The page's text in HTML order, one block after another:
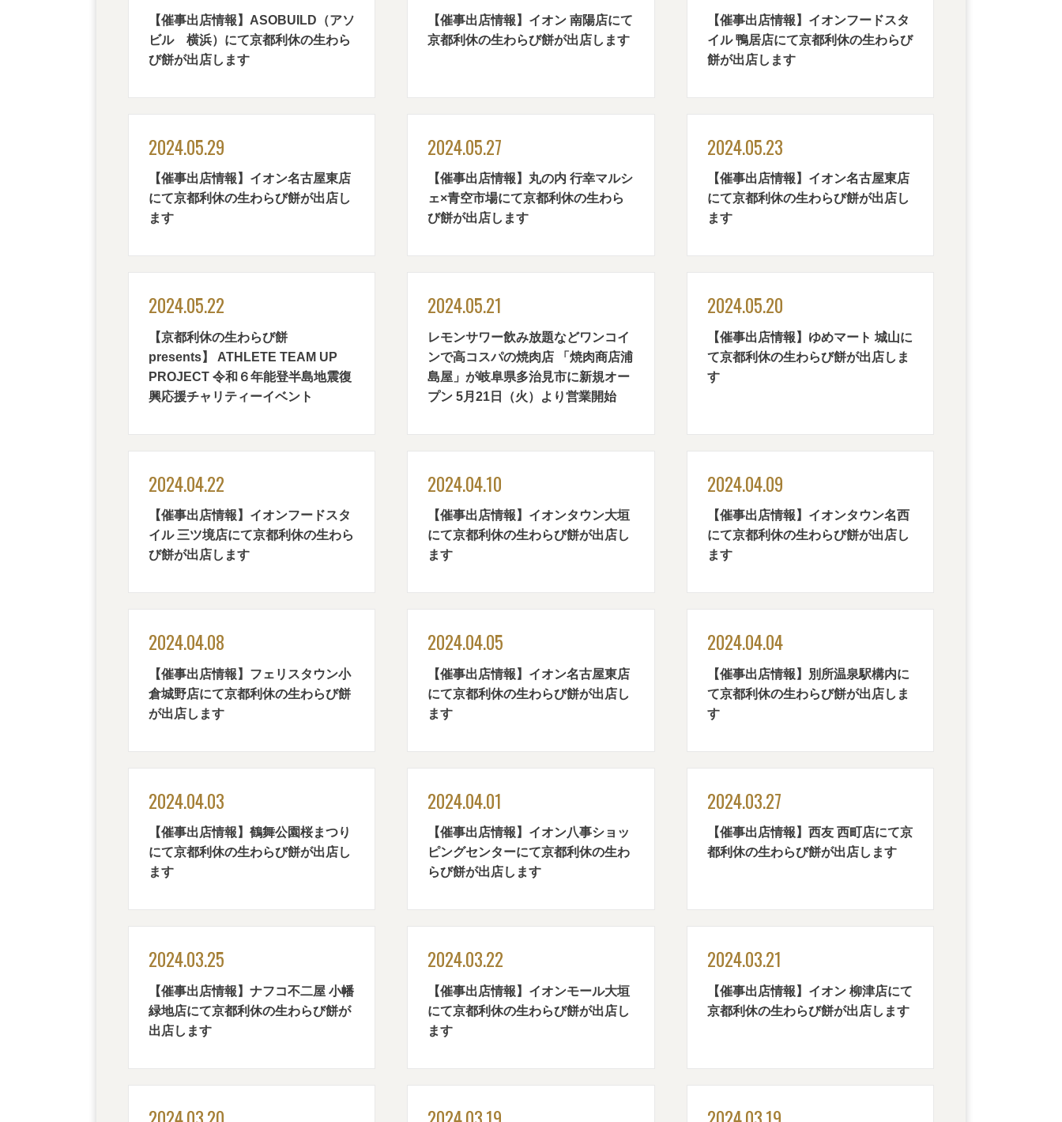
【催事出店情報】ASOBUILD（アソ
ビル 横浜）にて京都利休の生わら
び餅が出店します
【催事出店情報】イオン 南陽店にて
京都利休の生わらび餅が出店します
【催事出店情報】イオンフードスタ
イル 鴨居店にて京都利休の生わらび
餅が出店します
2024.05.29
【催事出店情報】イオン名古屋東店
にて京都利休の生わらび餅が出店し
ます
2024.05.27
【催事出店情報】丸の内 行幸マルシ
ェ×青空市場にて京都利休の生わら
び餅が出店します
2024.05.23
【催事出店情報】イオン名古屋東店
にて京都利休の生わらび餅が出店し
ます
2024.05.22
【京都利休の生わらび餅
presents】 ATHLETE TEAM UP
PROJECT 令和６年能登半島地震復
興応援チャリティーイベント
2024.05.21
レモンサワー飲み放題などワンコイ
ンで高コスパの焼肉店 「焼肉商店浦
島屋」が岐阜県多治見市に新規オー
プン 5月21日（火）より営業開始
2024.05.20
【催事出店情報】ゆめマート 城山に
て京都利休の生わらび餅が出店しま
す
2024.04.22
【催事出店情報】イオンフードスタ
イル 三ツ境店にて京都利休の生わら
び餅が出店します
2024.04.10
【催事出店情報】イオンタウン大垣
にて京都利休の生わらび餅が出店し
ます
2024.04.09
【催事出店情報】イオンタウン名西
にて京都利休の生わらび餅が出店し
ます
2024.04.08
【催事出店情報】フェリスタウン小
倉城野店にて京都利休の生わらび餅
が出店します
2024.04.05
【催事出店情報】イオン名古屋東店
にて京都利休の生わらび餅が出店し
ます
2024.04.04
【催事出店情報】別所温泉駅構内に
て京都利休の生わらび餅が出店しま
す
2024.04.03
【催事出店情報】鶴舞公園桜まつり
にて京都利休の生わらび餅が出店し
ます
2024.04.01
【催事出店情報】イオン八事ショッ
ピングセンターにて京都利休の生わ
らび餅が出店します
2024.03.27
【催事出店情報】西友 西町店にて京
都利休の生わらび餅が出店します
2024.03.25
【催事出店情報】ナフコ不二屋 小幡
緑地店にて京都利休の生わらび餅が
出店します
2024.03.22
【催事出店情報】イオンモール大垣
にて京都利休の生わらび餅が出店し
ます
2024.03.21
【催事出店情報】イオン 柳津店にて
京都利休の生わらび餅が出店します